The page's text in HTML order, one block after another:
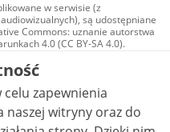
w serwisie (z
są udostępniane
Commons: uznanie autorstwa
4.0 (CC BY-SA 4.0).
w tym zdjęcia, materiały
na licencji typu
autorstwa użycie
zależnych 4.0 (CC BY-
jest to stwierdzone inaczej.
zapewnienia
naszej witryny oraz do